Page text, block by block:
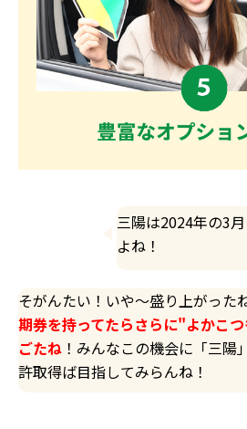
三陽は2024年の3
よね！
そがんたい！いや～盛り上がった
期券を持ってたらさらに"よかこつ
ごたね ！みんなこの機会に「三陽
許取得ば目指してみらんね！